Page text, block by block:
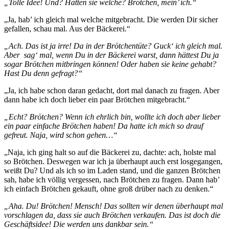
„Tolle Idee! Und? Hatten sie welche? Brötchen, mein’ ich.“
„Ja, hab’ ich gleich mal welche mitgebracht. Die werden Dir sicher
gefallen, schau mal. Aus der Bäckerei.“
„Ach. Das ist ja irre! Da in der Brötchentüte? Guck‘ ich gleich mal.
Aber sag‘ mal, wenn Du in der Bäckerei warst, dann hättest Du ja
sogar Brötchen mitbringen können! Oder haben sie keine gehabt?
Hast Du denn gefragt?“
„Ja, ich habe schon daran gedacht, dort mal danach zu fragen. Aber
dann habe ich doch lieber ein paar Brötchen mitgebracht.“
„Echt? Brötchen? Wenn ich ehrlich bin, wollte ich doch aber lieber
ein paar einfache Brötchen haben! Da hatte ich mich so drauf
gefreut. Naja, wird schon gehen…“
„Naja, ich ging halt so auf die Bäckerei zu, dachte: ach, holste mal
so Brötchen. Deswegen war ich ja überhaupt auch erst losgegangen,
weißt Du? Und als ich so im Laden stand, und die ganzen Brötchen
sah, habe ich völlig vergessen, nach Brötchen zu fragen. Dann hab’
ich einfach Brötchen gekauft, ohne groß drüber nach zu denken.“
„Aha. Du! Brötchen! Mensch! Das sollten wir denen überhaupt mal
vorschlagen da, dass sie auch Brötchen verkaufen. Das ist doch die
Geschäftsidee! Die werden uns dankbar sein.“